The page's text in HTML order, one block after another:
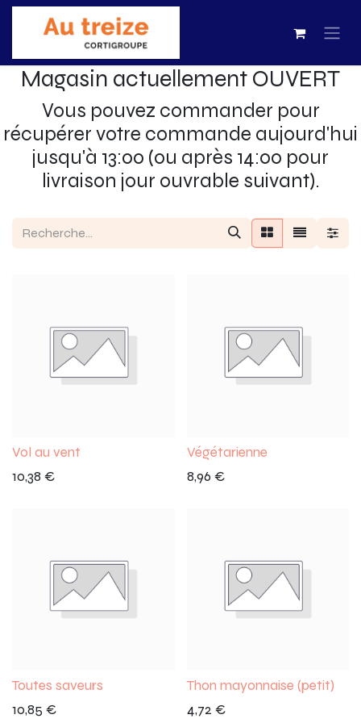
Magasin actuellement OUVERT
Vous pouvez commander pour
récupérer votre commande aujourd'hui
jusqu'à 13:00 (ou après 14:00 pour
livraison jour ouvrable suivant).
Vol au vent
10,38 €
Végétarienne
8,96 €
Toutes saveurs
10,85 €
Thon mayonnaise (petit)
4,72 €